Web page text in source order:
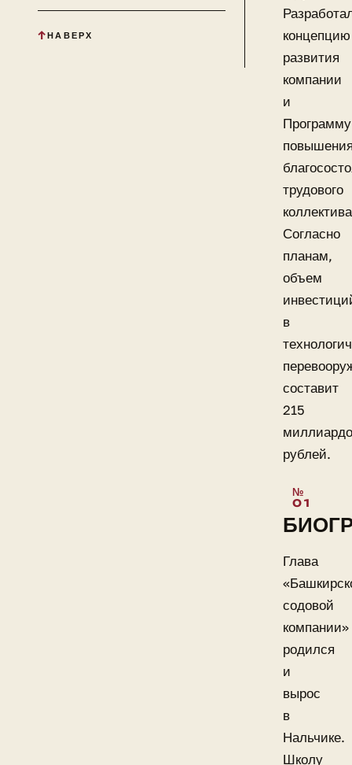
НАВЕРХ
концепцию
развития
компании
и
Программу
трудового
Согласно
планам,
объем
в
составит
215
рублей.
Глава
содовой
компании»
родился
и
вырос
в
Нальчике.
Школу